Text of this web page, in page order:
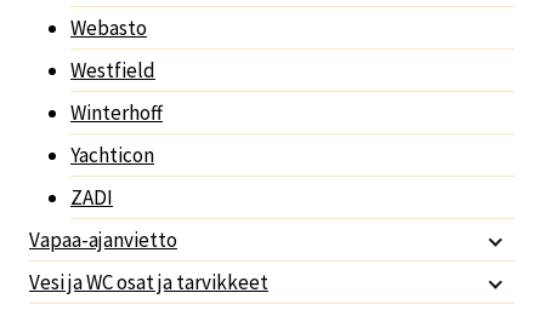
Webasto
Westfield
Winterhoff
Yachticon
ZADI
Vapaa-ajanvietto
Vesi ja WC osat ja tarvikkeet